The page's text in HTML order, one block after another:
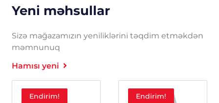
Yeni məhsullar
Sizə mağazamızın yeniliklərini təqdim etməkdən
məmnunuq
Hamısı yeni
Endirim! Endirim!